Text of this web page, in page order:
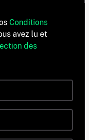
Conditions
avez lu et
des